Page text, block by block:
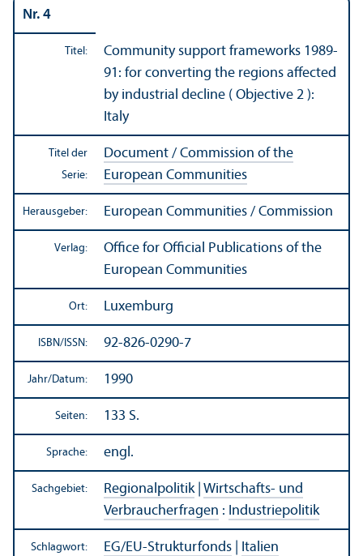
Nr. 4
Titel:
Community support frameworks 1989-
91: for converting the regions affected
by industrial decline ( Objective 2 ):
Italy
Titel der
Serie:
Document / Commission of the
European Communities
Herausgeber: European Communities / Commission
Verlag:
Office for Official Publications of the
European Communities
Ort: Luxemburg
ISBN/ ISSN: 92-826-0290-7
Jahr/Datum: 1990
Seiten: 133 S.
Sprache: engl.
Sachgebiet: Regionalpolitik| Wirtschafts- und
Verbraucherfragen : Industriepolitik
Schlagwort: EG/EU-Strukturfonds Italien